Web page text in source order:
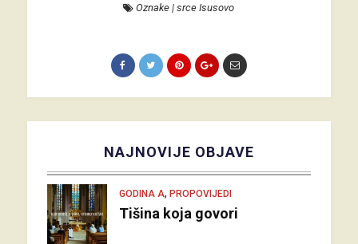
Oznake |srce Isusovo
NAJNOVIJE OBJAVE
GODINA A, PROPOVIJEDI
Tišina koja govori